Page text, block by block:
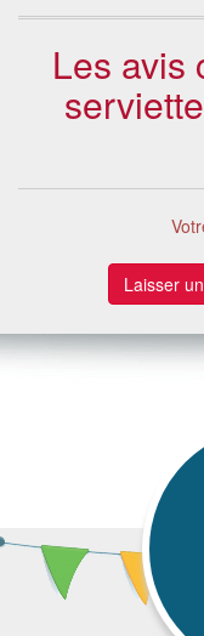
Les avis
Laisser